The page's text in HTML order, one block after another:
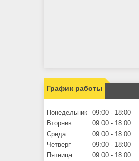
График работы
Понедельник 09:00
18:00
Вторник
09:00
18:00
Среда
09:00
18:00
Четверг
09:00
18:00
Пятница
09:00
18:00